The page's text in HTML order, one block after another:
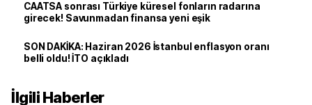
CAATSA sonrası Türkiye küresel fonların radarına
girecek! Savunmadan finansa yeni eşik
SON DAKİKA: Haziran 2026 İstanbul enflasyon oranı
belli oldu! İTO açıkladı
İlgili Haberler